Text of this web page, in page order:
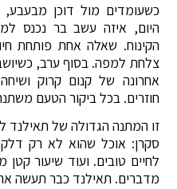
כשעומדים מול דוכן
היום, איזה עשב בר נכנס
הקינוח. שאלה אחת פותחת
צלחת למפה. בסוף ערב,
אחרונה של קנום קרוק
חוזרים. בכל ביקור הטעם
זו המתנה הגדולה של תאילנד
סקרן: אוכל שהוא לא רק
לחיים טובים. ועוד שיעור
מדברים. תאילנד כבר תעשה